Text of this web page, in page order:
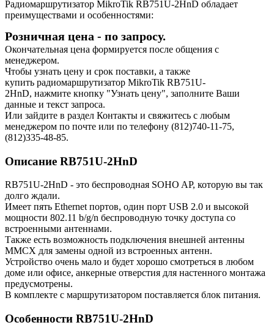
Радиомаршрутизатор MikroTik RB751U-2HnD обладает
преимуществами и особенностями:
Розничная цена - по запросу.
Окончательная цена формируется после общения с
менеджером.
Чтобы узнать цену и срок поставки, а также
купить радиомаршрутизатор MikroTik RB751U-
2HnD, нажмите кнопку "Узнать цену", заполните Ваши
данные и текст запроса.
Или зайдите в раздел Контакты и свяжитесь с любым
менеджером по почте или по телефону (812)740-11-75,
(812)335-48-85.
Описание RB751U-2HnD
RB751U-2HnD - это беспроводная SOHO AP, которую вы так
долго ждали.
Имеет пять Ethernet портов, один порт USB 2.0 и высокой
мощности 802.11 b/g/n беспроводную точку доступа со
встроенными антеннами.
Также есть возможность подключения внешней антенны
MMCX для замены одной из встроенных антенн.
Устройство очень мало и будет хорошо смотреться в любом
доме или офисе, анкерные отверстия для настенного монтажа
предусмотрены.
В комплекте с маршрутизатором поставляется блок питания.
Особенности RB751U-2HnD